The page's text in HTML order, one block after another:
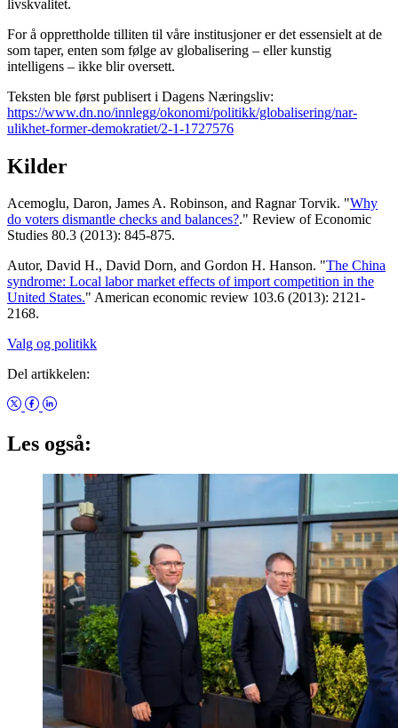
livskvalitet.
For å opprettholde tilliten til våre institusjoner er det essensielt at de
som taper, enten som følge av globalisering – eller kunstig
intelligens – ikke blir oversett.
Teksten ble først publisert i Dagens Næringsliv:
https://www.dn.no/innlegg/okonomi/politikk/globalisering/nar-
ulikhet-former-demokratiet/2-1-1727576
Kilder
Acemoglu, Daron, James A. Robinson, and Ragnar Torvik. "Why
do voters dismantle checks and balances?." Review of Economic
Studies 80.3 (2013): 845-875.
Autor, David H., David Dorn, and Gordon H. Hanson. "The China
syndrome: Local labor market effects of import competition in the
United States." American economic review 103.6 (2013): 2121-
2168.
Valg og politikk
Del artikkelen:
Les også: